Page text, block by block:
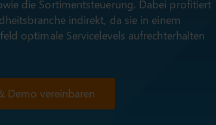
die Sortimentsteuerung. Dabei profitiert
indirekt, da sie in einem
optimale Servicelevels aufrechterhalten
Demo vereinbaren